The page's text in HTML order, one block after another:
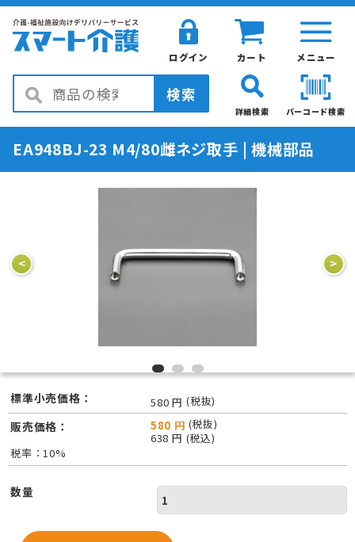
メニュー
カート
ログイン
検索
バーコード検索
詳細検索
EA948BJ-23 M4/80雌ネジ取手 | 機械部品
< >
標準小売価格： 580 円 (税抜)
販売価格： 580 円 (税抜)
638 円 (税込)
税率：10%
数量